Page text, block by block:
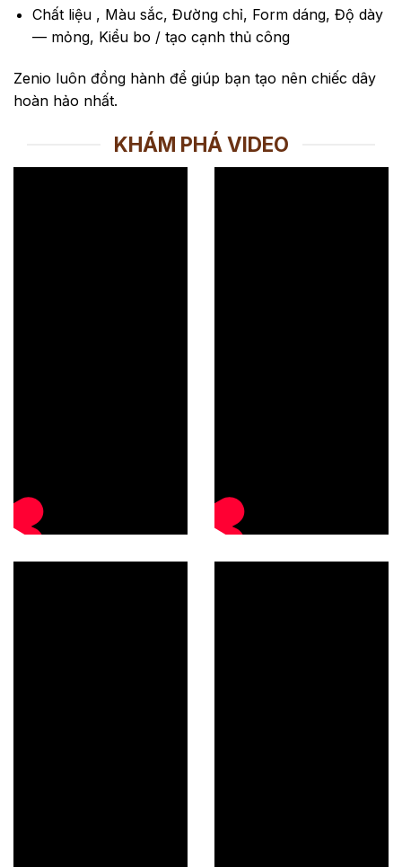
Chất liệu , Màu sắc, Đường chỉ, Form dáng, Độ dày
— mỏng, Kiểu bo / tạo cạnh thủ công
Zenio luôn đồng hành để giúp bạn tạo nên chiếc dây
hoàn hảo nhất.
KHÁM PHÁ VIDEO